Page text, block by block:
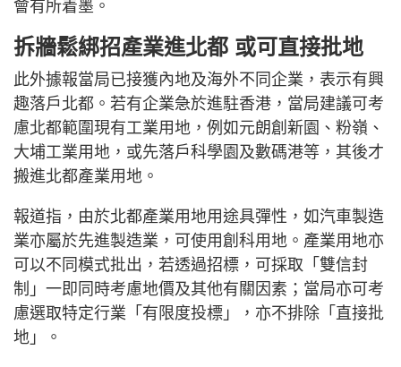
會有所着墨。
拆牆鬆綁招產業進北都 或可直接批地
此外據報當局已接獲內地及海外不同企業，表示有興
趣落戶北都。若有企業急於進駐香港，當局建議可考
慮北都範圍現有工業用地，例如元朗創新園、粉嶺、
大埔工業用地，或先落戶科學園及數碼港等，其後才
搬進北都產業用地。
報道指，由於北都產業用地用途具彈性，如汽車製造
業亦屬於先進製造業，可使用創科用地。產業用地亦
可以不同模式批出，若透過招標，可採取「雙信封
制」一即同時考慮地價及其他有關因素；當局亦可考
慮選取特定行業「有限度投標」，亦不排除「直接批
地」。